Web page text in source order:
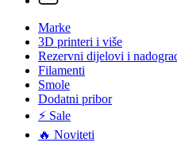
Marke
3D printeri i više
Rezervni dijelovi i
Filamenti
Smole
Dodatni pribor
⚡ Sale
🔥 Noviteti